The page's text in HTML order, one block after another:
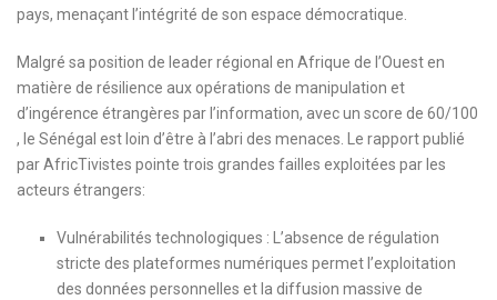
pays, menaçant l’intégrité de son espace démocratique.
Malgré sa position de leader régional en Afrique de l’Ouest en
matière de résilience aux opérations de manipulation et
d’ingérence étrangères par l’information, avec un score de 60/100
, le Sénégal est loin d’être à l’abri des menaces. Le rapport publié
par AfricTivistes pointe trois grandes failles exploitées par les
acteurs étrangers:
Vulnérabilités technologiques : L’absence de régulation
stricte des plateformes numériques permet l’exploitation
des données personnelles et la diffusion massive de